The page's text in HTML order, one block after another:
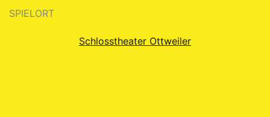
SPIELORT
Schlosstheater Ottweiler